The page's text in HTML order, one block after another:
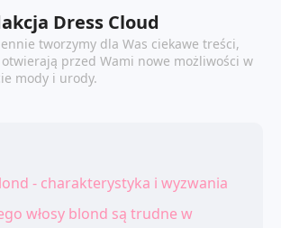
Dress Cloud
tworzymy dla Was ciekawe treści,
przed Wami nowe możliwości w
mody i urody.
- charakterystyka i wyzwania
włosy blond są trudne w